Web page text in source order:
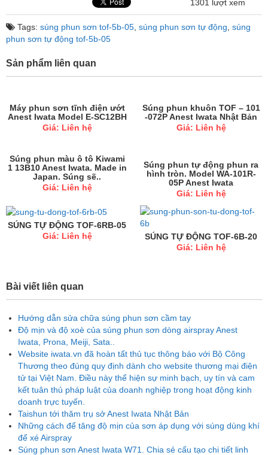
1301 lượt xem
Tags: súng phun sơn tof-5b-05 súng phun sơn tự động súng
phun sơn tự động tof-5b-05
Sản phẩm liên quan
Máy phun sơn tĩnh điện ướt
Anest Iwata Model E-SC12BH
Giá: Liên hệ
Súng phun khuôn TOF – 101
-072P Anest Iwata Nhật Bản
Giá: Liên hệ
Súng phun màu ô tô Kiwami
1 13B10 Anest Iwata. Made in
Japan. Súng sẽ..
Giá: Liên hệ
Súng phun tự động phun ra
hình tròn. Model WA-101R-
05P Anest Iwata
Giá: Liên hệ
SÚNG TỰ ĐỘNG TOF-6RB-05
Giá: Liên hệ
SÚNG TỰ ĐỘNG TOF-6B-20
Giá: Liên hệ
Bài viết liên quan
Hướng dẫn sửa chữa súng phun sơn cầm tay
Độ mịn và độ xoè của súng phun sơn dòng airspray Anest
Iwata, Prona, Meiji, Sata..
Website iwata.vn đã hoàn tất thủ tục thông báo với Bộ Công
Thương theo đúng quy định dành cho website thương mại điện
tử tại Việt Nam. Điều này thể hiện sự minh bạch, uy tín và cam
kết tuân thủ pháp luật của doanh nghiệp trong hoạt động kinh
doanh trực tuyến.
Taishun tới thăm trụ sở Anest Iwata Nhật Bản
Những cách để tăng độ mịn của sơn áp dụng với súng dùng khí
để xé Airspray
Súng phun sơn Anest Iwata W71. Chia sẻ cấu tạo chi tiết linh